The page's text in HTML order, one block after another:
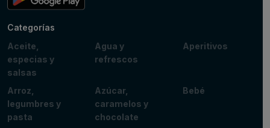
Categorías
Aceite,
especias y
salsas
Agua y
refrescos
Aperitivos
Arroz,
legumbres y
pasta
Azúcar,
caramelos y
chocolate
Bebé